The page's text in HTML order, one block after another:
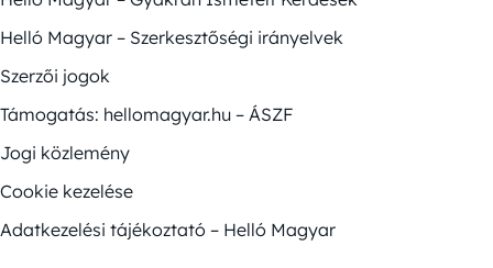
Helló Magyar – Szerkesztőségi irányelvek
Szerzői jogok
Támogatás: hellomagyar.hu – ÁSZF
Jogi közlemény
Cookie kezelése
Adatkezelési tájékoztató – Helló Magyar